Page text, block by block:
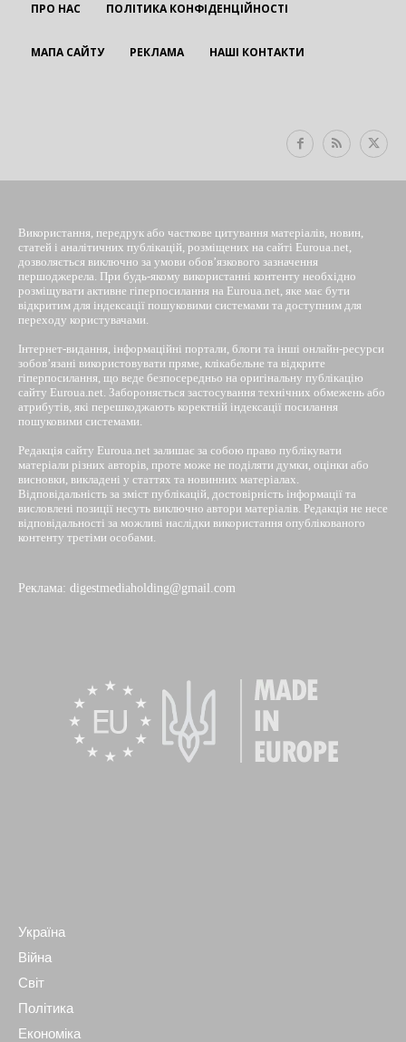
ПРО НАС ПОЛІТИКА КОНФІДЕНЦІЙНОСТІ
МАПА САЙТУ РЕКЛАМА НАШІ КОНТАКТИ
Використання, передрук або часткове цитування матеріалів, новин,
статей і аналітичних публікацій, розміщених на сайті Euroua.net,
дозволяється виключно за умови обов’язкового зазначення
першоджерела. При будь-якому використанні контенту необхідно
розміщувати активне гіперпосилання на Euroua.net, яке має бути
відкритим для індексації пошуковими системами та доступним для
переходу користувачами.
Інтернет-видання, інформаційні портали, блоги та інші онлайн-ресурси
зобов’язані використовувати пряме, клікабельне та відкрите
гіперпосилання, що веде безпосередньо на оригінальну публікацію
сайту Euroua.net. Забороняється застосування технічних обмежень або
атрибутів, які перешкоджають коректній індексації посилання
пошуковими системами.
Редакція сайту Euroua.net залишає за собою право публікувати
матеріали різних авторів, проте може не поділяти думки, оцінки або
висновки, викладені у статтях та новинних матеріалах.
Відповідальність за зміст публікацій, достовірність інформації та
висловлені позиції несуть виключно автори матеріалів. Редакція не несе
відповідальності за можливі наслідки використання опублікованого
контенту третіми особами.
Реклама: digestmediaholding@gmail.com
Україна
Війна
Світ
Політика
Економіка